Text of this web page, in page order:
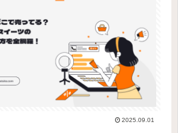
2025.09.01